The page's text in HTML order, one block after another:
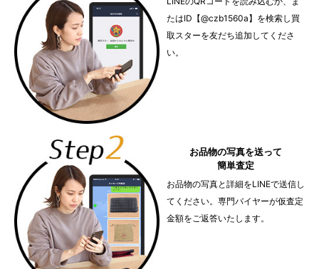
たはID【@czb1560a】を検索し買
取スターを友だち追加してくださ
い。
お品物の写真を送って
簡単査定
お品物の写真と詳細をLINEで送信し
てください。専門バイヤーが仮査定
金額をご返答いたします。